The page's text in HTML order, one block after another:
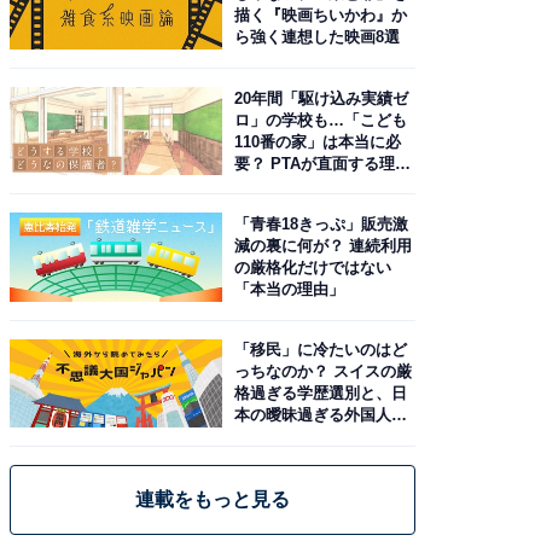
描く『映画ちいかわ』か
ら強く連想した映画8選
20年間「駆け込み実績ゼ
ロ」の学校も…「こども
110番の家」は本当に必
要？ PTAが直面する理想
「青春18きっぷ」販売激
減の裏に何が？ 連続利用
の厳格化だけではない
「本当の理由」
「移民」に冷たいのはど
っちなのか？ スイスの厳
格過ぎる学歴選別と、日
本の曖昧過ぎる外国人政
連載をもっと見る